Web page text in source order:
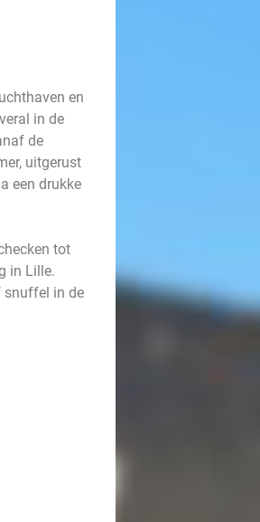
en
in de
de
uitgerust
een drukke
tot
in Lille.
snuffel in de